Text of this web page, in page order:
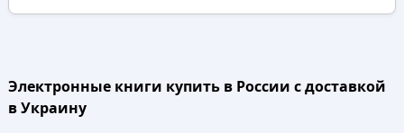
Электронные книги купить в России с доставкой
в Украину